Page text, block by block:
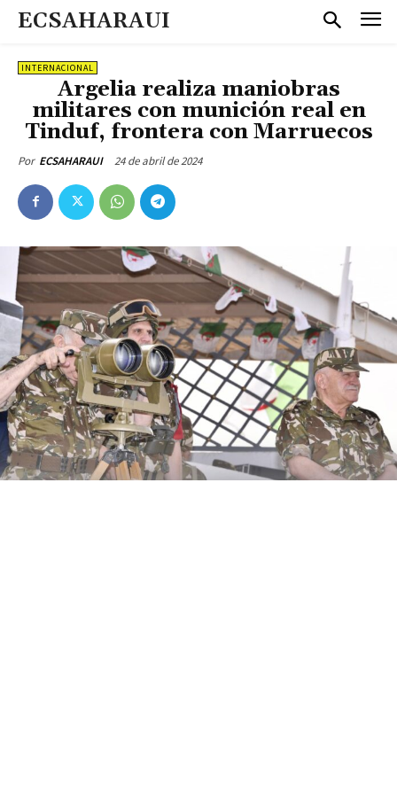
ECSAHARAUI
INTERNACIONAL
Argelia realiza maniobras
militares con munición real en
Tinduf, frontera con Marruecos
Por ECSAHARAUI 24 de abril de 2024